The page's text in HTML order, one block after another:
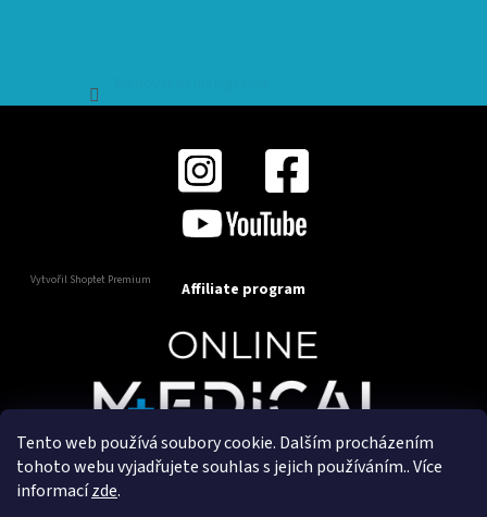
Tento web používá soubory cookie. Dalším procházením
tohoto webu vyjadřujete souhlas s jejich používáním.. Více
informacízde.
Vytvořil Shoptet Premium Affiliate program
Copyright 2025OnlineMedical.cz. Všechna práva
Vytvořil a marketingově zajišťuje